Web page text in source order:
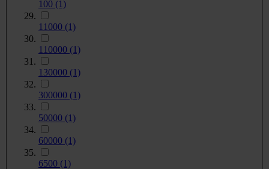
100 (1)
11000 (1)
110000 (1)
130000 (1)
300000 (1)
50000 (1)
60000 (1)
6500 (1)